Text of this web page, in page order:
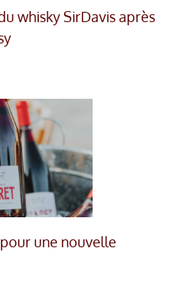
whisky SirDavis après
une nouvelle